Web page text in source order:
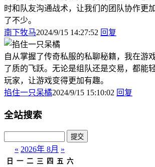
时和队友沟通战术，让我们的团队协作更
了不少。
南下牧马2024/9/15 14:27:52 回复
自从掌握了传奇私服的私聊秘籍，我在游
了质的飞跃。无论是组队还是交易，都能
玩家，让游戏变得更加有趣。
掐住一只呆橘2024/9/15 15:10:02 回复
全站搜索
« 2026年 8月 »
日 一 二 三 四 五 六